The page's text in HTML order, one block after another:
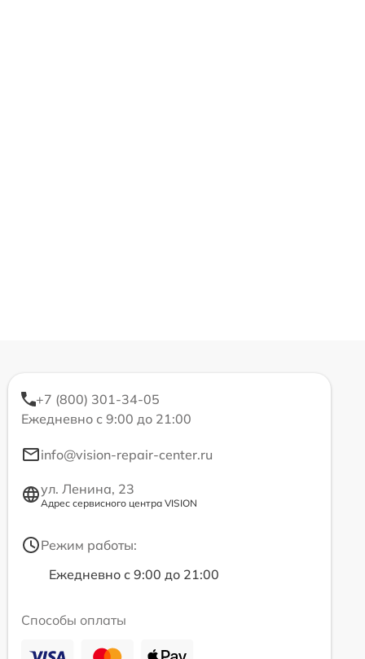
+7 (800) 301-34-05
Ежедневно с 9:00 до 21:00
info@vision-repair-center.ru
ул. Ленина, 23
Адрес сервисного центра VISION
Режим работы:
Ежедневно с 9:00 до 21:00
Способы оплаты